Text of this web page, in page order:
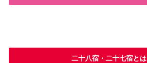
二十八宿・二十七宿とは